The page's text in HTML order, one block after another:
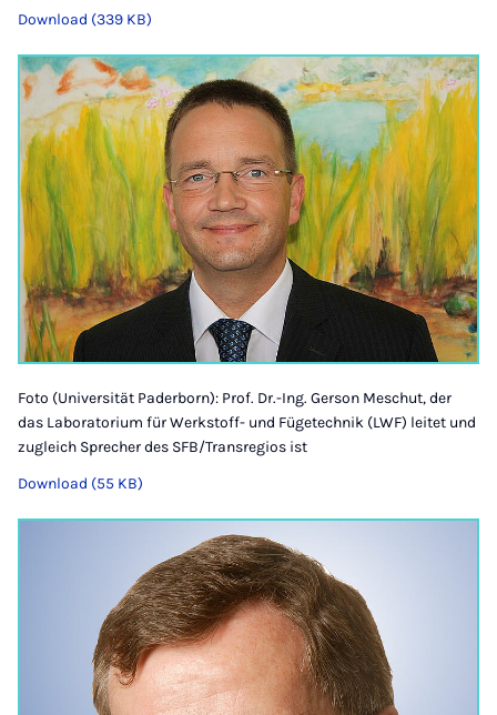
Download (339 KB)
Foto (Universität Paderborn): Prof. Dr.-Ing. Gerson Meschut, der
das Laboratorium für Werkstoff- und Fügetechnik (LWF) leitet und
zugleich Sprecher des SFB/Transregios ist
Download (55 KB)